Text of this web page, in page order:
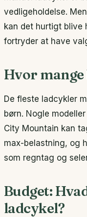
vedligeholdelse.
kan det hurtigt blive
fortryder at have
Hvor
De fleste ladcykler
børn. Nogle
City Mountain kan
max-belastning, og
som regntag og
Budget:
ladcykel?